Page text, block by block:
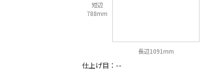
短辺
788mm
長辺1091mm
仕上げ目： --